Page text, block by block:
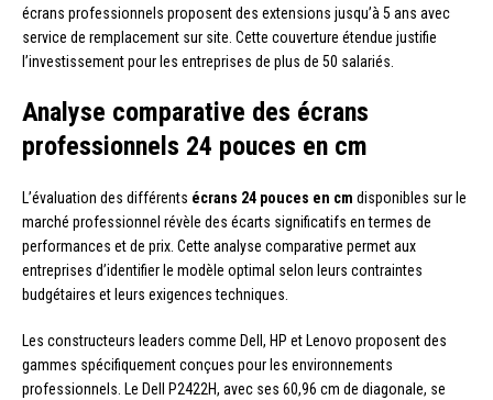
écrans professionnels proposent des extensions jusqu’à 5 ans avec
service de remplacement sur site. Cette couverture étendue justifie
l’investissement pour les entreprises de plus de 50 salariés.
Analyse comparative des écrans
professionnels 24 pouces en cm
L’évaluation des différents écrans 24 pouces en cm disponibles sur le
marché professionnel révèle des écarts significatifs en termes de
performances et de prix. Cette analyse comparative permet aux
entreprises d’identifier le modèle optimal selon leurs contraintes
budgétaires et leurs exigences techniques.
Les constructeurs leaders comme Dell, HP et Lenovo proposent des
gammes spécifiquement conçues pour les environnements
professionnels. Le Dell P2422H, avec ses 60,96 cm de diagonale, se